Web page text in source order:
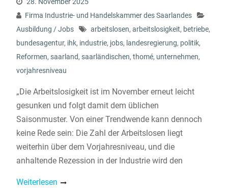
Firma Industrie- und Handelskammer des Saarlandes
Ausbildung / Jobs
arbeitslosen, arbeitslosigkeit, betriebe,
bundesagentur, ihk, industrie, jobs, landesregierung, politik,
Reformen, saarland, saarländischen, thomé, unternehmen,
vorjahresniveau
„Die Arbeitslosigkeit ist im November erneut leicht
gesunken und folgt damit dem üblichen
Saisonmuster. Von einer Trendwende kann dennoch
keine Rede sein: Die Zahl der Arbeitslosen liegt
weiterhin über dem Vorjahresniveau, und die
anhaltende Rezession in der Industrie wird den
Weiterlesen